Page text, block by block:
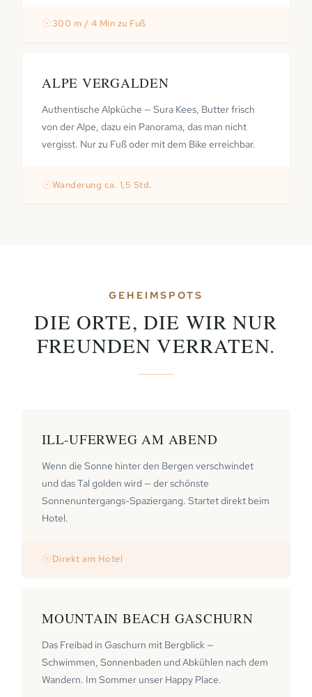
☉300 m / 4 Min zu Fuß
ALPE VERGALDEN
Authentische Alpküche — Sura Kees, Butter frisch
von der Alpe, dazu ein Panorama, das man nicht
vergisst. Nur zu Fuß oder mit dem Bike erreichbar.
☉Wanderung ca. 1,5 Std.
GEHEIMSPOTS
DIE ORTE, DIE WIR NUR
FREUNDEN VERRATEN.
ILL-UFERWEG AM ABEND
Wenn die Sonne hinter den Bergen verschwindet
und das Tal golden wird — der schönste
Sonnenuntergangs-Spaziergang. Startet direkt beim
Hotel.
☉Direkt am Hotel
MOUNTAIN BEACH GASCHURN
Das Freibad in Gaschurn mit Bergblick —
Schwimmen, Sonnenbaden und Abkühlen nach dem
Wandern. Im Sommer unser Happy Place.